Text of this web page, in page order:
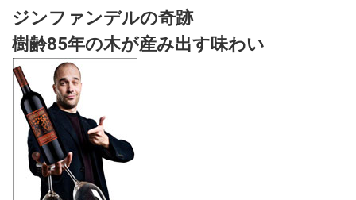
ジンファンデルの奇跡
樹齢85年の木が産み出す味わい